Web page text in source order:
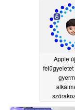
Apple